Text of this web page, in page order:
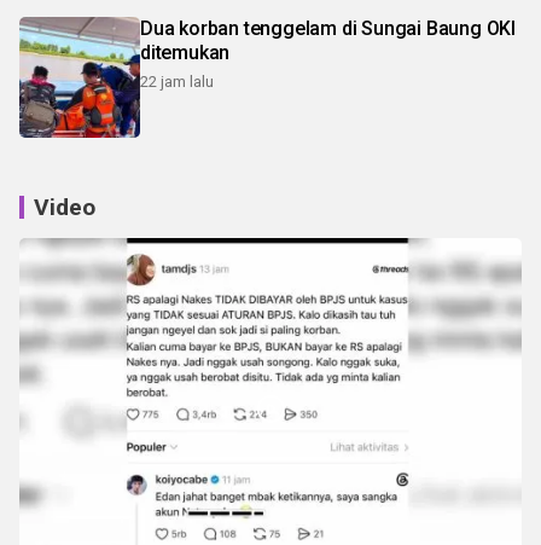
Dua korban tenggelam di Sungai Baung OKI
ditemukan
22 jam lalu
Video